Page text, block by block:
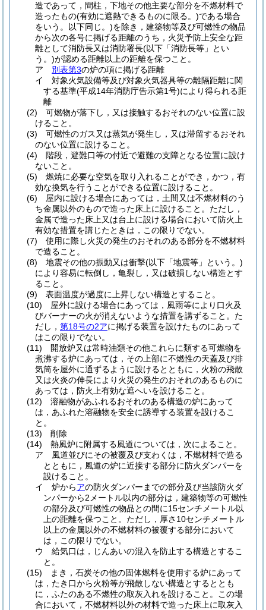
造であって，間柱，下地その他主要な部分を不燃材料で
造ったもの(有効に遮熱できるものに限る。)である場合
をいう。以下同じ。)を除き，建築物等及び可燃性の物品
から次の各号に掲げる距離のうち，火災予防上安全な距
離として消防長又は消防署長(以下「消防長等」とい
う。)が認める距離以上の距離を保つこと。
ア
別表第3の炉の項に掲げる距離
イ
対象火気設備等及び対象火気器具等の離隔距離に関
する基準(平成14年消防庁告示第1号)により得られる距
離
(2)
可燃物が落下し，又は接触するおそれのない位置に設
けること。
(3)
可燃性のガス又は蒸気が発生し，又は滞留するおそれ
のない位置に設けること。
(4)
階段，避難口等の付近で避難の支障となる位置に設け
ないこと。
(5)
燃焼に必要な空気を取り入れることができ，かつ，有
効な換気を行うことができる位置に設けること。
(6)
屋内に設ける場合にあっては，土間又は不燃材料のう
ち金属以外のもので造った床上に設けること。 ただし，
金属で造った床上又は台上に設ける場合において防火上
有効な措置を講じたときは，この限りでない。
(7)
使用に際し火災の発生のおそれのある部分を不燃材料
で造ること。
(8)
地震その他の振動又は衝撃(以下「地震等」という。)
により容易に転倒し，亀裂し，又は破損しない構造とす
ること。
(9)
表面温度が過度に上昇しない構造とすること。
(10)
屋外に設ける場合にあっては，風雨等により口火及
びバーナーの火が消えないような措置を講ずること。 た
だし， 第18号の2アに掲げる装置を設けたものにあって
はこの限りでない。
(11)
開放炉又は常時油類その他これらに類する可燃物を
煮沸する炉にあっては，その上部に不燃性の天蓋及び排
気筒を屋外に通ずるように設けるとともに，火粉の飛散
又は火炎の伸長により火災の発生のおそれのあるものに
あっては，防火上有効な遮へいを設けること。
(12)
溶融物があふれるおそれのある構造の炉にあって
は，あふれた溶融物を安全に誘導する装置を設けるこ
と。
(13)
削除
(14)
熱風炉に附属する風道については，次によること。
ア
風道並びにその被覆及び支わくは，不燃材料で造る
とともに，風道の炉に近接する部分に防火ダンパーを
設けること。
イ
炉からアの防火ダンパーまでの部分及び当該防火ダ
ンパーから2メートル以内の部分は，建築物等の可燃性
の部分及び可燃性の物品との間に15センチメートル以
上の距離を保つこと。 ただし，厚さ10センチメートル
以上の金属以外の不燃材料の被覆する部分において
は，この限りでない。
ウ
給気口は，じんあいの混入を防止する構造とするこ
と。
(15)
まき，石炭その他の固体燃料を使用する炉にあって
は，たき口から火粉等が飛散しない構造とするととも
に，ふたのある不燃性の取灰入れを設けること。
この場
合において，不燃材料以外の材料で造った床上に取灰入